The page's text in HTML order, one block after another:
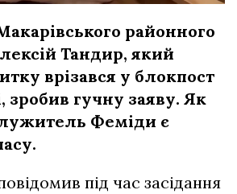
районного
Тандир, який
врізався у блокпост
зробив гучну заяву. Як
Феміди є
під час засідання